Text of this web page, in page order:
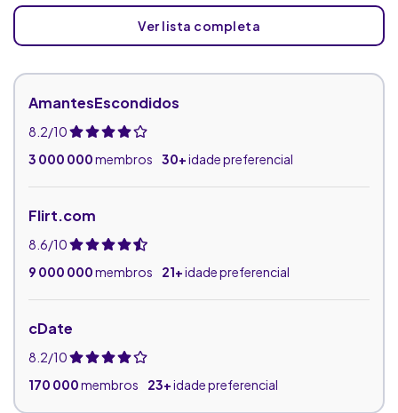
Ver lista completa
AmantesEscondidos
8.2/10
3 000 000membros 30+idade preferencial
Flirt.com
8.6/10
9 000 000membros 21+idade preferencial
cDate
8.2/10
170 000membros 23+idade preferencial